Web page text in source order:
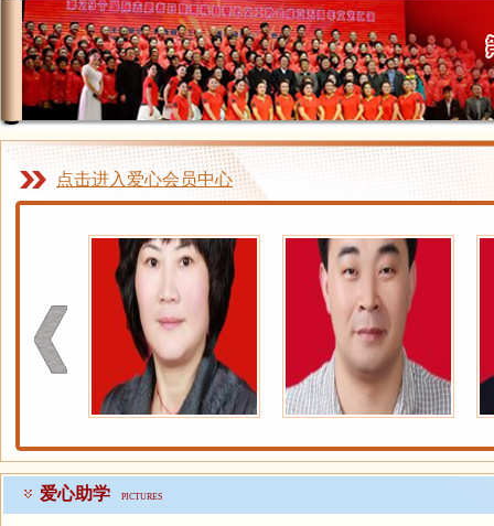
点击进入爱心会员中心
爱心助学 PICTURES